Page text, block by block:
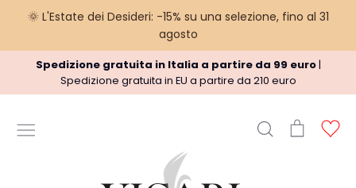
🌞 L'Estate dei Desideri: -15% su una selezione, fino al 31
agosto
contenuto
Spedizione gratuita in Italia a partire da 99 euro|
Spedizione gratuita in EU a partire da 210 euro
Cerca Carrello